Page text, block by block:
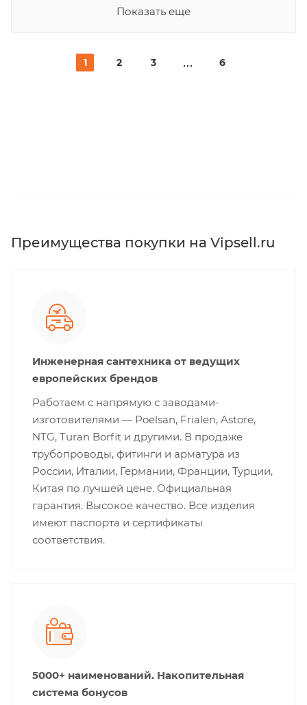
Показать еще
1 2 3 6
Преимущества покупки на Vipsell.ru
Инженерная сантехника от ведущих
европейских брендов
Работаем с напрямую с заводами-
изготовителями — Poelsan, Frialen, Astore,
NTG, Turan Borfit и другими. В продаже
трубопроводы, фитинги и арматура из
России, Италии, Германии, Франции, Турции,
Китая по лучшей цене. Официальная
гарантия. Высокое качество. Все изделия
имеют паспорта и сертификаты
соответствия.
5000+ наименований. Накопительная
система бонусов